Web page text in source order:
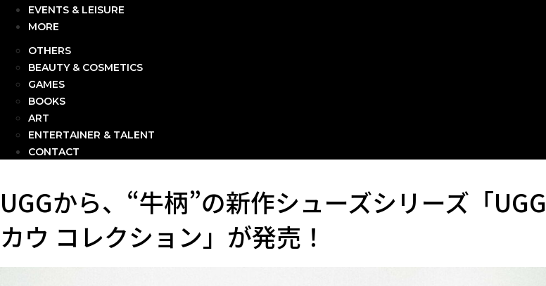
EVENTS & LEISURE
MORE
OTHERS
BEAUTY & COSMETICS
GAMES
BOOKS
ART
ENTERTAINER & TALENT
CONTACT
UGGから、“牛柄”の新作シューズシリーズ「UGG
カウ コレクション」が発売！